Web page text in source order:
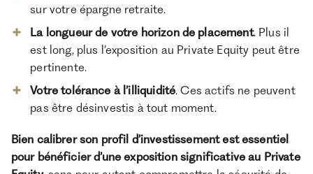
sur votre épargne retraite.
La longueur de votre horizon de placement. Plus il
est long, plus l’exposition au Private Equity peut être
pertinente.
Votre tolérance à l’illiquidité. Ces actifs ne peuvent
pas être désinvestis à tout moment.
Bien calibrer son profil d’investissement est essentiel
pour bénéficier d’une exposition significative au Private